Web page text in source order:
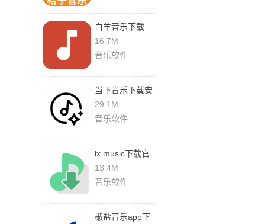
白羊音乐下载
app
16.7M
音乐软件
当下音乐下载安
装
29.1M
音乐软件
lx music下载官
网版
13.4M
音乐软件
椒盐音乐app下